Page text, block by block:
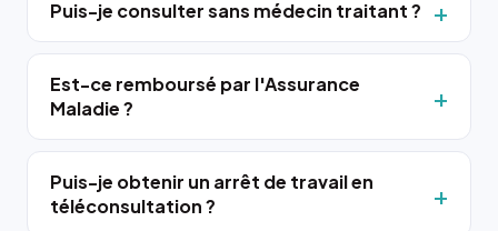
Puis-je consulter sans médecin traitant ?
Est-ce remboursé par l'Assurance
Maladie ?
Puis-je obtenir un arrêt de travail en
téléconsultation ?